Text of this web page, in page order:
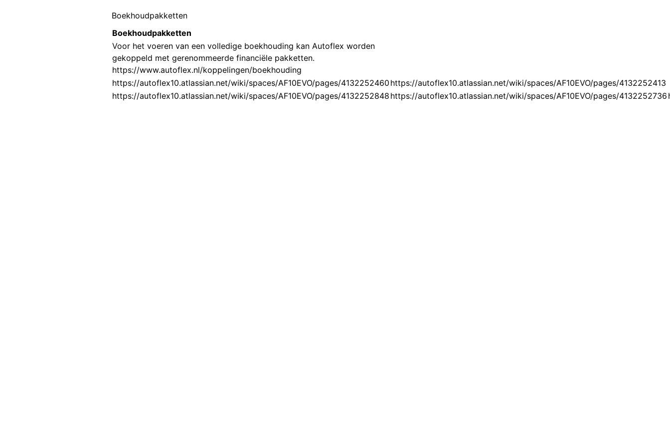
Boekhoudpakketten
Boekhoudpakketten
Voor het voeren van een volledige boekhouding kan Autoflex worden
gekoppeld met gerenommeerde financiële pakketten.
https://www.autoflex.nl/koppelingen/boekhouding
https://autoflex10.atlassian.net/wiki/spaces/AF10EVO/pages/4132252460 https://autoflex10.atlassian.net/wiki/spaces/AF10EVO/pages/4132252413
https://autoflex10.atlassian.net/wiki/spaces/AF10EVO/pages/4132252848 https://autoflex10.atlassian.net/wiki/spaces/AF10EVO/pages/4132252736